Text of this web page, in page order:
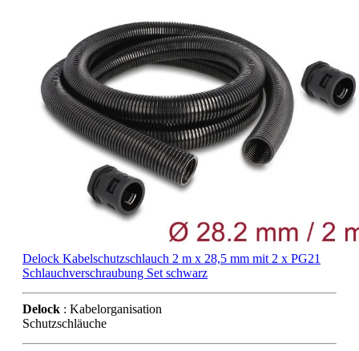
Delock Kabelschutzschlauch 2 m x 28,5 mm mit 2 x PG21
Schlauchverschraubung Set schwarz
Delock : Kabelorganisation
Schutzschläuche